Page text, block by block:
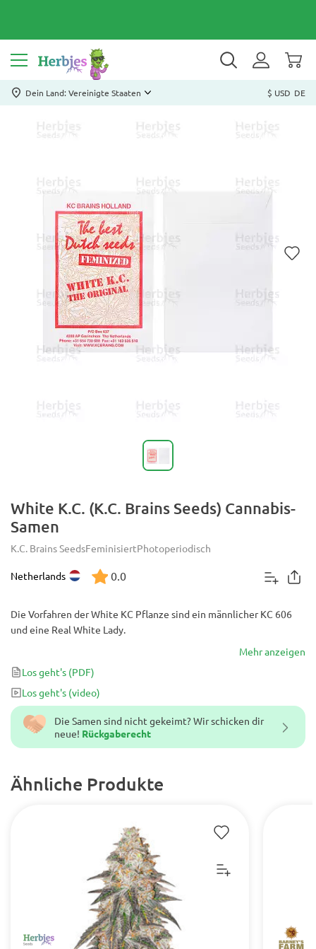
Dein Land: Vereinigte Staaten $ USD DE
White K.C. (K.C. Brains Seeds) Cannabis-
Samen
K.C. Brains SeedsFeminisiertPhotoperiodisch
Netherlands 0.0
Die Samen sind nicht gekeimt? Wir schicken dir
neue! Rückgaberecht
Ähnliche Produkte
Die Vorfahren der White KC Pflanze sind ein männlicher KC 606
und eine Real White Lady.
Mehr anzeigen
Los geht's (PDF)
Los geht's (video)